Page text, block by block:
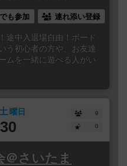
も参加 連れ添い登録
途中入退場自由！ボード
う初心者の方や、お友達
ムを一緒に遊べる人がい
土曜日
9
0
さいたま